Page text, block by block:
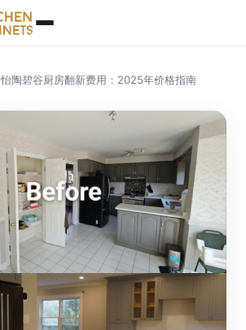
怡陶碧谷厨房翻新费用：2025年价格指南